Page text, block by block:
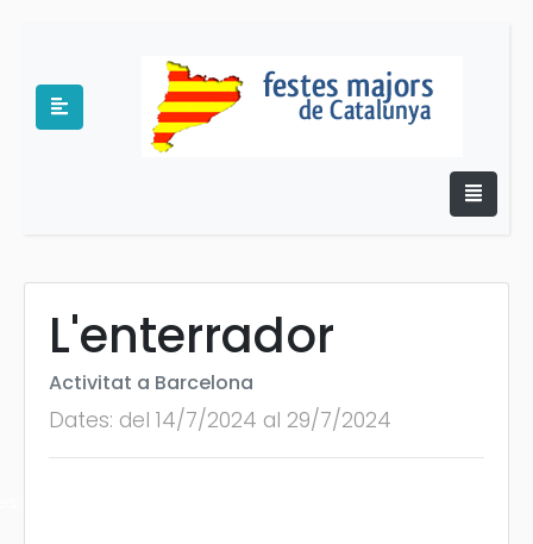
L'enterrador
Activitat a Barcelona
Dates: del 14/7/2024 al 29/7/2024